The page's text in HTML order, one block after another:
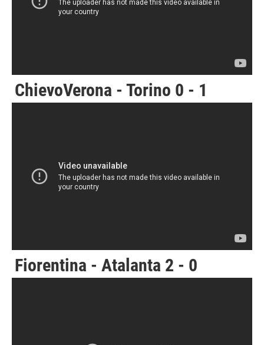
ChievoVerona - Torino 0 - 1
Fiorentina - Atalanta 2 - 0